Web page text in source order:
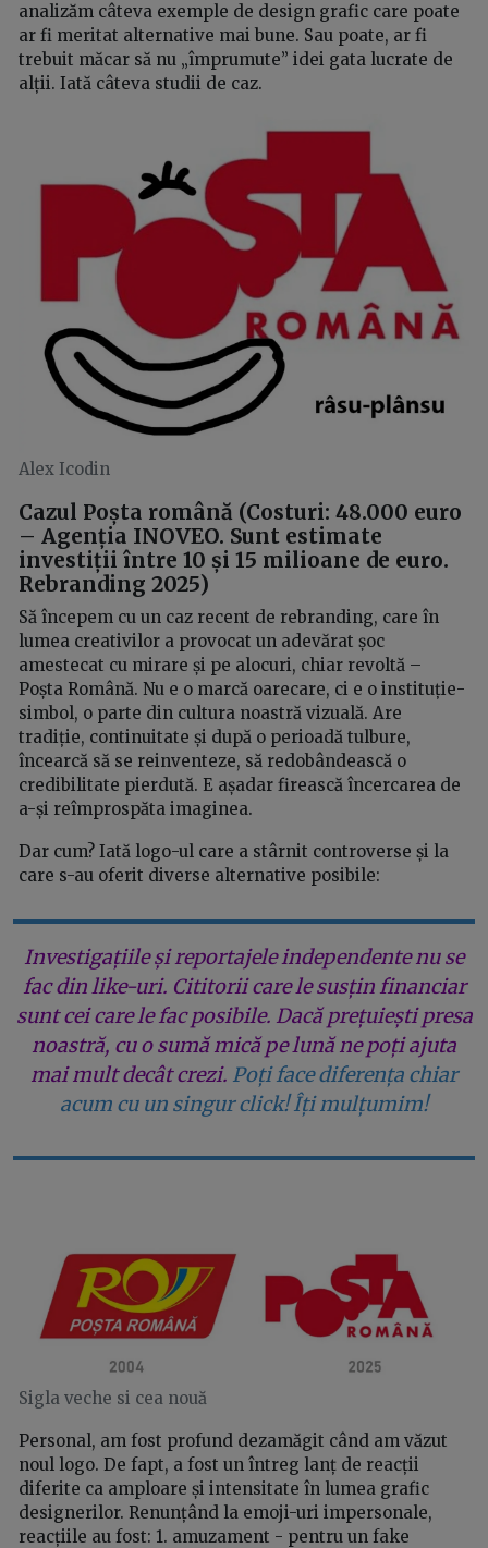
analizăm câteva exemple de design grafic care poate
ar fi meritat alternative mai bune. Sau poate, ar fi
trebuit măcar să nu „împrumute” idei gata lucrate de
alții. Iată câteva studii de caz.
Alex Icodin
Cazul Poșta română (Costuri: 48.000 euro
– Agenția INOVEO. Sunt estimate
investiții între 10 și 15 milioane de euro.
Rebranding 2025)
Să începem cu un caz recent de rebranding, care în
lumea creativilor a provocat un adevărat șoc
amestecat cu mirare și pe alocuri, chiar revoltă –
Poșta Română. Nu e o marcă oarecare, ci e o instituție-
simbol, o parte din cultura noastră vizuală. Are
tradiție, continuitate și după o perioadă tulbure,
încearcă să se reinventeze, să redobândească o
credibilitate pierdută. E așadar firească încercarea de
a-și reîmprospăta imaginea.
Dar cum? Iată logo-ul care a stârnit controverse și la
care s-au oferit diverse alternative posibile:
Investigațiile și reportajele independente nu se
fac din like-uri. Cititorii care le susțin financiar
sunt cei care le fac posibile. Dacă prețuiești presa
noastră, cu o sumă mică pe lună ne poți ajuta
mai mult decât crezi. Poți face diferența chiar
acum cu un singur click! Îți mulțumim!
Sigla veche si cea nouă
Personal, am fost profund dezamăgit când am văzut
noul logo. De fapt, a fost un întreg lanț de reacții
diferite ca amploare și intensitate în lumea grafic
designerilor. Renunțând la emoji-uri impersonale,
reacțiile au fost: 1. amuzament - pentru un fake